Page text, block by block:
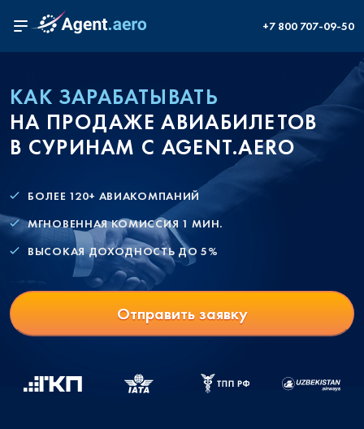
+7 800 707-09-50
КАК ЗАРАБАТЫВАТЬ
НА ПРОДАЖЕ АВИАБИЛЕТОВ
В СУРИНАМ С AGENT.AERO
БОЛЕЕ 120+ АВИАКОМПАНИЙ
МГНОВЕННАЯ КОМИССИЯ 1 МИН.
ВЫСОКАЯ ДОХОДНОСТЬ ДО 5%
Отправить заявку